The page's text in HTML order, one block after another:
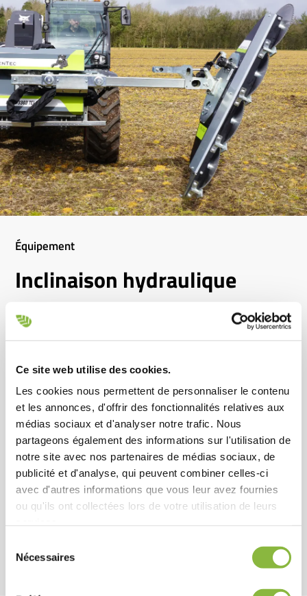
Ce site web utilise des cookies.
Les cookies nous permettent de personnaliser le contenu
et les annonces, d'offrir des fonctionnalités relatives aux
médias sociaux et d'analyser notre trafic. Nous
partageons également des informations sur l'utilisation de
notre site avec nos partenaires de médias sociaux, de
publicité et d'analyse, qui peuvent combiner celles-ci
avec d'autres informations que vous leur avez fournies
ou qu'ils ont collectées lors de votre utilisation de leurs
Nécessaires
Équipement
Inclinaison hydraulique
déplacements
l’angle de l’outil de fixation via la commande hydraulique du
véhicule. L’outil fixé sur le Puma 2803 Tele peut être réglé
entre -20° (position verticale) et 90° (position horizontale).
Voir tous les équipements